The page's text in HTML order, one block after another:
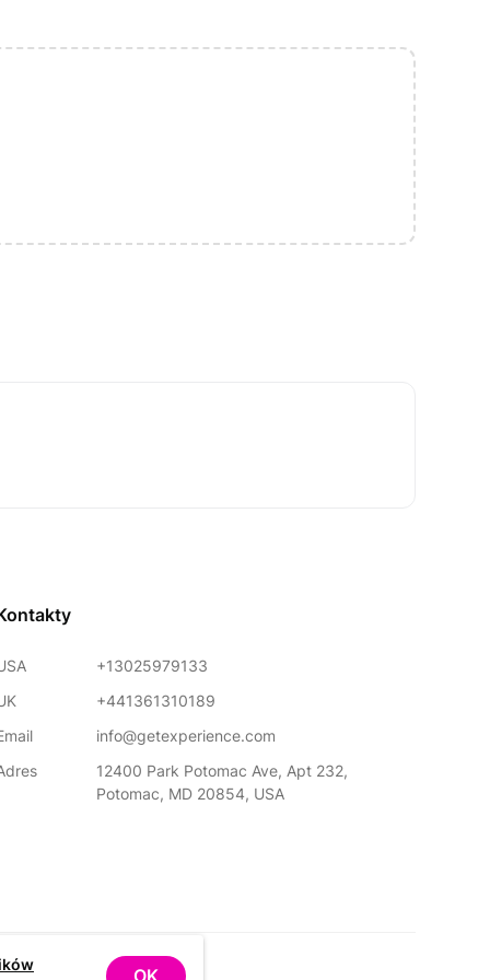
+13025979133
+441361310189
info@getexperience.com
12400 Park Potomac Ave, Apt 232,
Potomac, MD 20854, USA
OK